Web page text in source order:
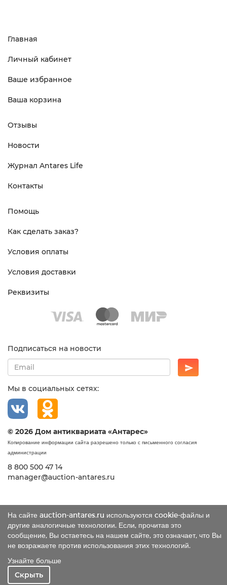
На сайте auction-antares.ru используются cookie-файлы и
другие аналогичные технологии. Если, прочитав это
сообщение, Вы остаетесь на нашем сайте, это означает, что Вы
не возражаете против использования этих технологий.
Узнайте больше
Скрыть
Главная
Личный кабинет
Ваше избранное
Ваша корзина
Отзывы
Новости
Журнал Antares Life
Контакты
Помощь
Как сделать заказ?
Условия оплаты
Условия доставки
Реквизиты
Подписаться на новости
Мы в социальных сетях:
© 2026 Дом антиквариата «Антарес»
Копирование информации сайта разрешено только с письменного согласия
администрации
8 800 500 47 14
manager@auction-antares.ru